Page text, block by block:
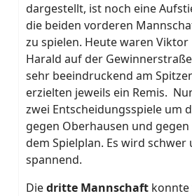
dargestellt, ist noch eine
die beiden vorderen
zu spielen. Heute waren Viktor
Harald auf der
sehr beeindruckend am
erzielten jeweils ein Remis.
zwei Entscheidungsspiele um
gegen Oberhausen und
dem Spielplan. Es wird schwer
spannend.
Diedritte Mannschaft konnte